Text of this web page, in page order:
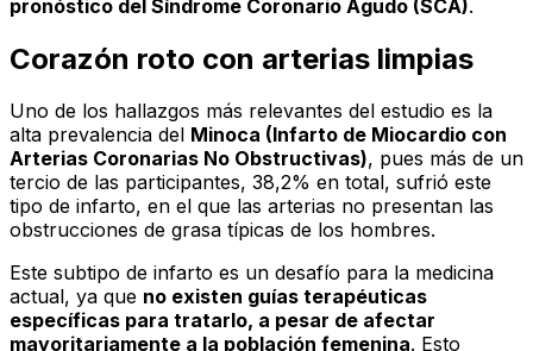
pronóstico del Síndrome Coronario Agudo (SCA).
Corazón roto con arterias limpias
Uno de los hallazgos más relevantes del estudio es la
alta prevalencia del Minoca (Infarto de Miocardio con
Arterias Coronarias No Obstructivas), pues más de un
tercio de las participantes, 38,2% en total, sufrió este
tipo de infarto, en el que las arterias no presentan las
obstrucciones de grasa típicas de los hombres.
Este subtipo de infarto es un desafío para la medicina
actual, ya que no existen guías terapéuticas
específicas para tratarlo, a pesar de afectar
mayoritariamente a la población femenina. Esto